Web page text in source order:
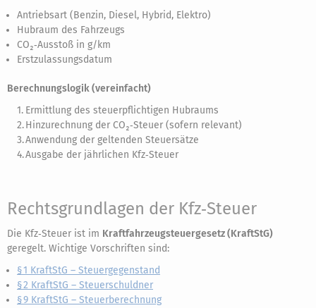
Antriebsart (Benzin, Diesel, Hybrid, Elektro)
Hubraum des Fahrzeugs
CO₂‑Ausstoß in g/km
Erstzulassungsdatum
Berechnungslogik (vereinfacht)
Ermittlung des steuerpflichtigen Hubraums
Hinzurechnung der CO₂‑Steuer (sofern relevant)
Anwendung der geltenden Steuersätze
Ausgabe der jährlichen Kfz‑Steuer
Rechtsgrundlagen der Kfz‑Steuer
Die Kfz‑Steuer ist im Kraftfahrzeugsteuergesetz (KraftStG)
geregelt. Wichtige Vorschriften sind:
§ 1 KraftStG – Steuergegenstand
§ 2 KraftStG – Steuerschuldner
§ 9 KraftStG – Steuerberechnung